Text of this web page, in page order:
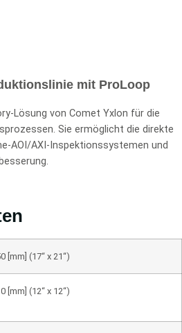
mit ProLoop
Lösung von Comet Yxlon für die
Sie ermöglicht die direkte
AOI/AXI-Inspektionssystemen und
[mm] (17“ x 21“)
[mm] (12“ x 12“)